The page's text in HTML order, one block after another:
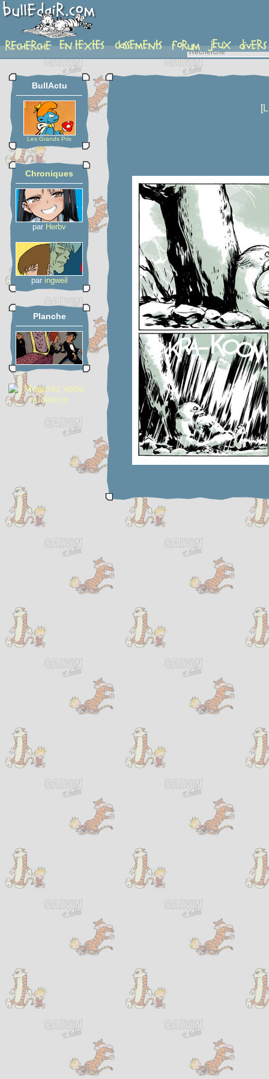
planche
BullActu
Les Grands Prix
Chroniques
par Herbv
par ingweil
Planche
[